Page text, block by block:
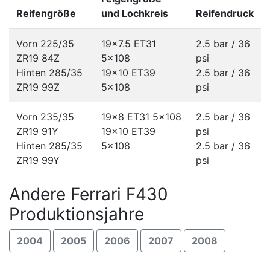
Reifengröße
und Lochkreis
Reifendruck
Vorn 225/35
ZR19 84Z
Hinten 285/35
ZR19 99Z
19x7.5 ET31
5x108
19x10 ET39
5x108
2.5 bar / 36
psi
2.5 bar / 36
psi
Vorn 235/35
ZR19 91Y
Hinten 285/35
ZR19 99Y
19x8 ET31 5x108
19x10 ET39
5x108
2.5 bar / 36
psi
2.5 bar / 36
psi
Andere Ferrari F430
Produktionsjahre
2004 2005 2006 2007 2008